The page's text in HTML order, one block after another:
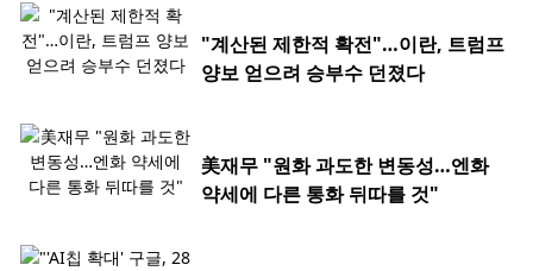
"계산된 제한적 확전"…이란, 트럼프
양보 얻으려 승부수 던졌다
美재무 "원화 과도한 변동성…엔화
약세에 다른 통화 뒤따를 것"